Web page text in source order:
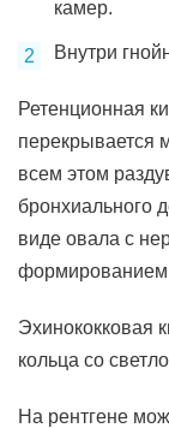
камер.
Внутри
Ретенционная
перекрывается
всем этом
бронхиального
виде овала с
формированием
Эхинококковая
кольца со
На рентгене